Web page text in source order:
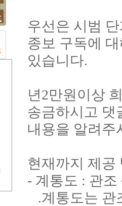
우선은 시범
종보 구독에
있습니다.
년2만원이상
송금하시고 댓
내용을 알려주
현재까지 제공
- 계통도 : 관조
.계통도는 관